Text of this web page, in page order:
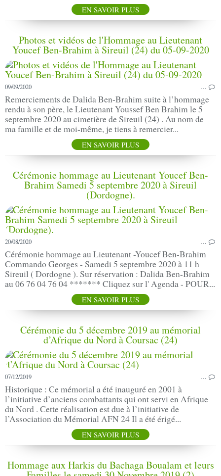
EN SAVOIR PLUS
Photos et vidéos de l'Hommage au Lieutenant
Youcef Ben-Brahim à Sireuil (24) du 05-09-2020
09/09/2020 …
Remerciements de Dalida Ben-Brahim suite à l’hommage
rendu à son père, le Lieutenant Youssef Ben Brahim le 5
septembre 2020 au cimetière de Sireuil (24) . Au nom de
ma famille et de moi-même, je tiens à remercier...
EN SAVOIR PLUS
Cérémonie hommage au Lieutenant Youcef Ben-
Brahim Samedi 5 septembre 2020 à Sireuil
(Dordogne).
20/08/2020 …
Cérémonie hommage au Lieutenant -Youcef Ben-Brahim
Commando Georges - Samedi 5 septembre 2020 à 11 h
Sireuil ( Dordogne ). Sur réservation : Dalida Ben-Brahim
au 06 76 04 76 04 ******* Cliquez sur l' Agenda - POUR...
EN SAVOIR PLUS
Cérémonie du 5 décembre 2019 au mémorial
d’Afrique du Nord à Coursac (24)
07/12/2019 …
Historique : Ce mémorial a été inauguré en 2001 à
l’initiative d’anciens combattants qui ont servi en Afrique
du Nord . Cette réalisation est due à l’initiative de
l’Association du Mémorial AFN 24 Il a été érigé...
EN SAVOIR PLUS
Hommage aux Harkis du Bachaga Boualam et leurs